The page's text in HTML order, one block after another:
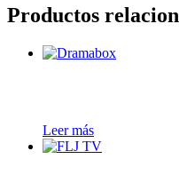
Productos
Leer más